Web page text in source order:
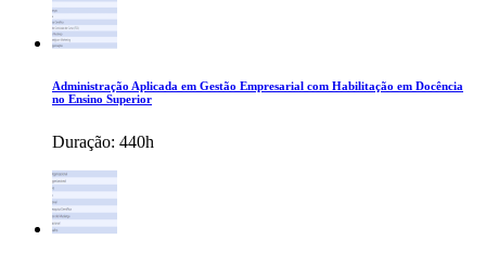
Administração Aplicada em Gestão Empresarial com Habilitação em Docência
no Ensino Superior
Duração: 440h